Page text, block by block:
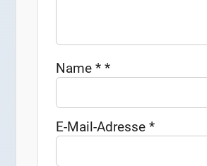
Name* *
E-Mail-Adresse*